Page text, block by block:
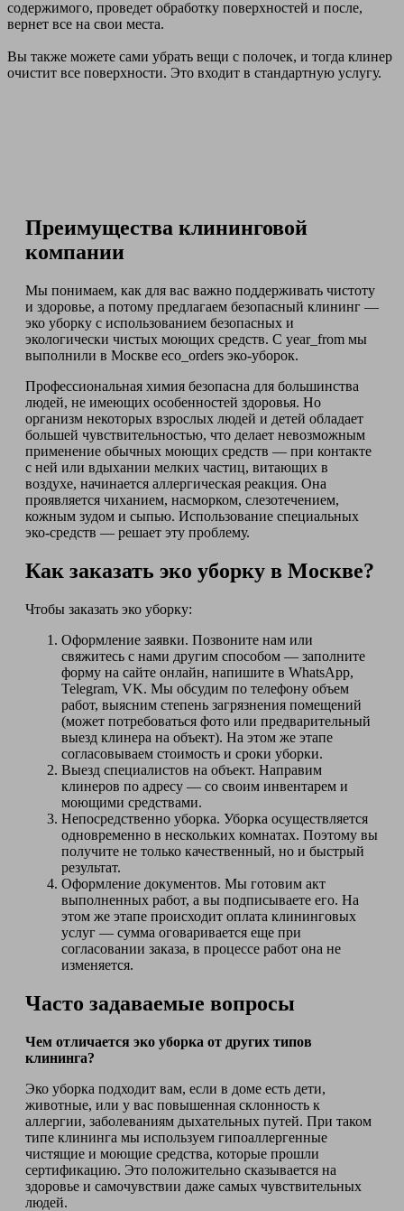
содержимого, проведет обработку поверхностей и после,
вернет все на свои места.
Вы также можете сами убрать вещи с полочек, и тогда клинер
очистит все поверхности. Это входит в стандартную услугу.
Преимущества клининговой
компании
Мы понимаем, как для вас важно поддерживать чистоту
и здоровье, а потому предлагаем безопасный клининг —
эко уборку с использованием безопасных и
экологически чистых моющих средств. С year_from мы
выполнили в Москве eco_orders эко-уборок.
Профессиональная химия безопасна для большинства
людей, не имеющих особенностей здоровья. Но
организм некоторых взрослых людей и детей обладает
большей чувствительностью, что делает невозможным
применение обычных моющих средств — при контакте
с ней или вдыхании мелких частиц, витающих в
воздухе, начинается аллергическая реакция. Она
проявляется чиханием, насморком, слезотечением,
кожным зудом и сыпью. Использование специальных
эко-средств — решает эту проблему.
Как заказать эко уборку в Москве?
Чтобы заказать эко уборку:
Оформление заявки. Позвоните нам или
свяжитесь с нами другим способом — заполните
форму на сайте онлайн, напишите в WhatsApp,
Telegram, VK. Мы обсудим по телефону объем
работ, выясним степень загрязнения помещений
(может потребоваться фото или предварительный
выезд клинера на объект). На этом же этапе
согласовываем стоимость и сроки уборки.
Выезд специалистов на объект. Направим
клинеров по адресу — со своим инвентарем и
моющими средствами.
Непосредственно уборка. Уборка осуществляется
одновременно в нескольких комнатах. Поэтому вы
получите не только качественный, но и быстрый
результат.
Оформление документов. Мы готовим акт
выполненных работ, а вы подписываете его. На
этом же этапе происходит оплата клининговых
услуг — сумма оговаривается еще при
согласовании заказа, в процессе работ она не
изменяется.
Часто задаваемые вопросы
Чем отличается эко уборка от других типов
клининга?
Эко уборка подходит вам, если в доме есть дети,
животные, или у вас повышенная склонность к
аллергии, заболеваниям дыхательных путей. При таком
типе клининга мы используем гипоаллергенные
чистящие и моющие средства, которые прошли
сертификацию. Это положительно сказывается на
здоровье и самочувствии даже самых чувствительных
людей.